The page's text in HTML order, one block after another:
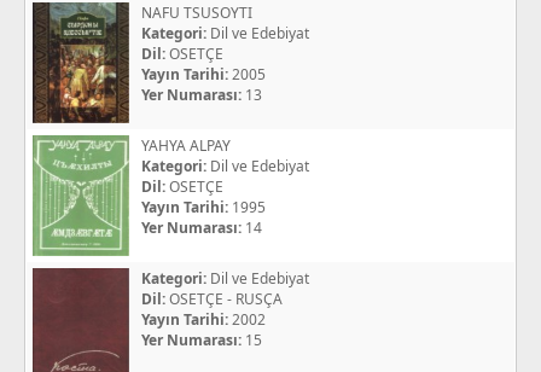
NAFU TSUSOYTI
Kategori: Dil ve Edebiyat
Dil:OSETÇE
Yayın Tarihi:2005
Yer Numarası: 13
YAHYA ALPAY
Kategori: Dil ve Edebiyat
Dil:OSETÇE
Yayın Tarihi: 1995
Yer Numarası: 14
Kategori: Dil ve Edebiyat
Dil:OSETÇE - RUSÇA
Yayın Tarihi:2002
Yer Numarası: 15